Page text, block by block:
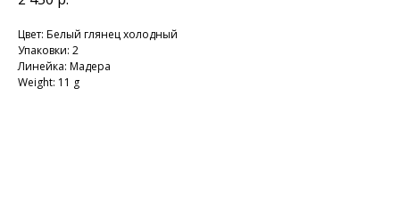
Цвет: Белый глянец холодный
Упаковки: 2
Линейка: Мадера
Weight: 11 g